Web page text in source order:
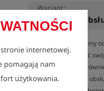
internetowej.
pomagają nam
użytkowania.
Wariant:
Poważnie traktujemy
staramy się wnosić
obszarów, w tym
naszych instrukcji